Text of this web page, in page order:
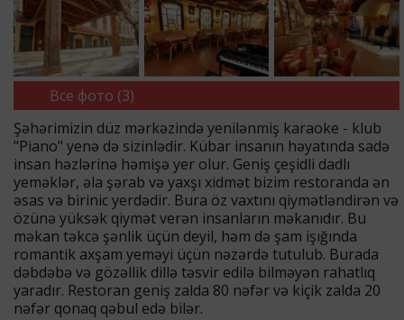
Все фото (3)
Şəhərimizin düz mərkəzində yenilənmiş karaoke - klub
"Piano" yenə də sizinlədir. Kübar insanın həyatında sadə
insan həzlərinə həmişə yer olur. Geniş çeşidli dadlı
yeməklər, əla şərab və yaxşı xidmət bizim restoranda ən
əsas və birinic yerdədir. Bura öz vaxtını qiymətləndirən və
özünə yüksək qiymət verən insanların məkanıdır. Bu
məkan təkcə şənlik üçün deyil, həm də şam işığında
romantik axşam yeməyi üçün nəzərdə tutulub. Burada
dəbdəbə və gözəllik dillə təsvir edilə bilməyən rahatlıq
yaradır. Restoran geniş zalda 80 nəfər və kiçik zalda 20
nəfər qonaq qəbul edə bilər.